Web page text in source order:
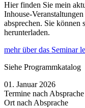
Hier finden Sie mein
Inhouse-
absprechen. Sie können
herunterladen.
mehr über das Seminar
Siehe Programmkatalog
01. Januar 2026
Termine nach Absprache
Ort nach Absprache